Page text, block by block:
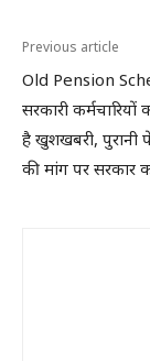
Previous article
Old Pension
सरकारी
है खुशखबरी, पुरानी
की मांग पर सरकार